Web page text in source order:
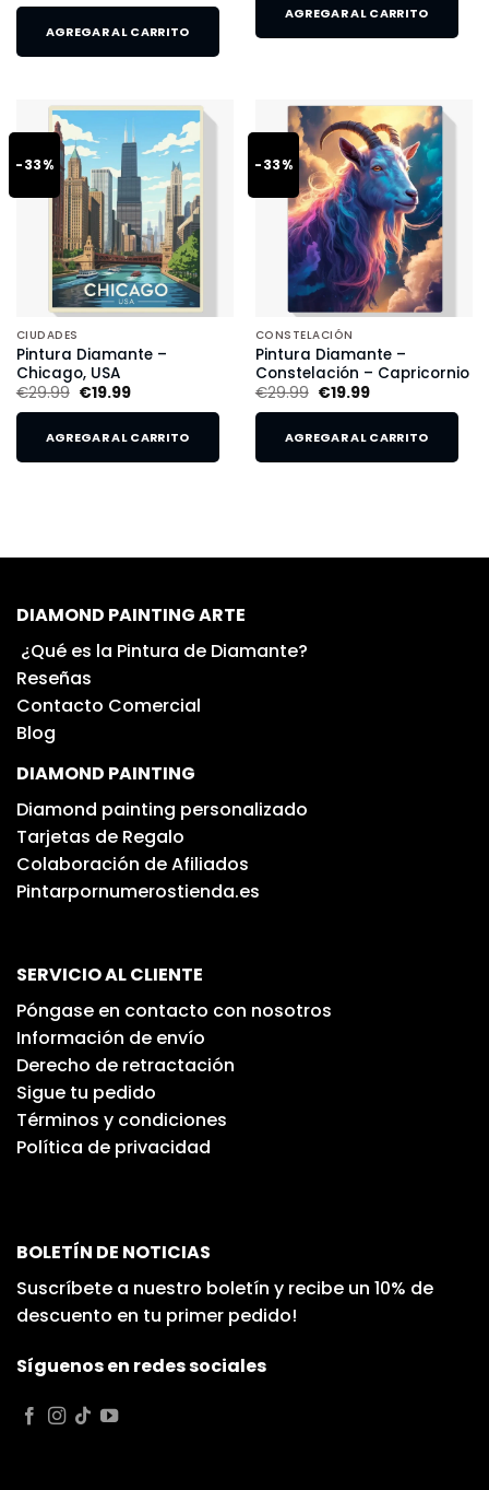
AGREGAR AL CARRITO
AGREGAR AL CARRITO
-33%
CIUDADES
Pintura Diamante –
Chicago, USA
€29.99 €19.99
AGREGAR AL CARRITO
-33%
CONSTELACIÓN
Pintura Diamante –
Constelación – Capricornio
€29.99 €19.99
AGREGAR AL CARRITO
DIAMOND PAINTING ARTE
¿Qué es la Pintura de Diamante?
Reseñas
Contacto Comercial
Blog
DIAMOND PAINTING
Diamond painting personalizado
Tarjetas de Regalo
Colaboración de Afiliados
Pintarpornumerostienda.es
SERVICIO AL CLIENTE
Póngase en contacto con nosotros
Información de envío
Derecho de retractación
Sigue tu pedido
Términos y condiciones
Política de privacidad
BOLETÍN DE NOTICIAS
Suscríbete a nuestro boletín y recibe un 10% de
descuento en tu primer pedido!
Síguenos en redes sociales